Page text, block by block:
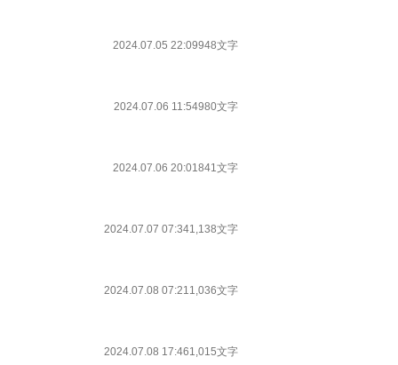
2024.07.05 22:09948文字
2024.07.06 11:54980文字
2024.07.06 20:01841文字
2024.07.07 07:341,138文字
2024.07.08 07:211,036文字
2024.07.08 17:461,015文字